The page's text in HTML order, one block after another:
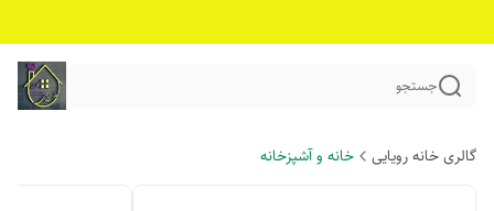
جستجو
گالری خانه رویایی خانه و آشپزخانه